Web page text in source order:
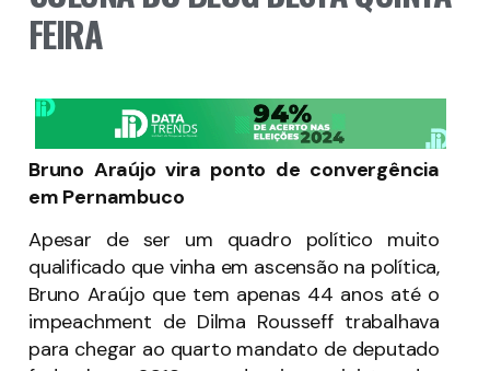
FEIRA
Bruno Araújo vira ponto de convergência
em Pernambuco
Apesar de ser um quadro político muito
qualificado que vinha em ascensão na política,
Bruno Araújo que tem apenas 44 anos até o
impeachment de Dilma Rousseff trabalhava
para chegar ao quarto mandato de deputado